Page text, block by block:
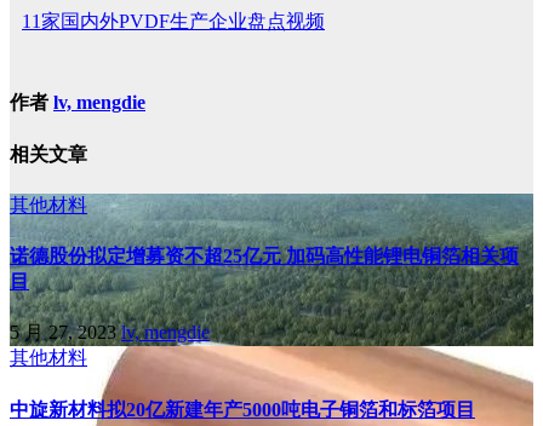
11家国内外PVDF生产企业盘点视频
作者 lv, mengdie
相关文章
其他材料
诺德股份拟定增募资不超25亿元 加码高性能锂电铜箔相关项
目
5 月 27, 2023lv, mengdie
其他材料
中旋新材料拟20亿新建年产5000吨电子铜箔和标箔项目